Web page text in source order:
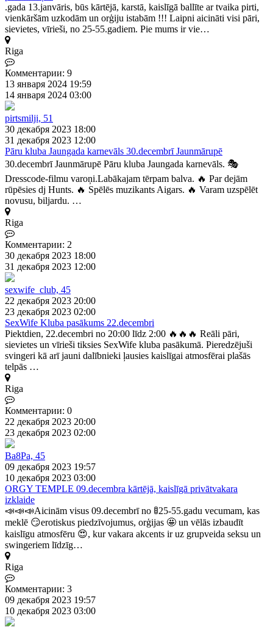
.gada 13.janvāris, būs kārtējā, karstā, kaislīgā ballīte ar tvaika pirti,
vienkāršām uzkodām un orģiju istabām !!! Laipni aicināti visi pāri,
sievietes, vīrieši, no 25-55.gadiem. Pie mums ir vie…
Riga
Комментарии: 9
13 января 2024 19:59
14 января 2024 03:00
pirtsmilji, 51
30 декабря 2023 18:00
31 декабря 2023 12:00
Pāru kluba Jaungada karnevāls 30.decembrī Jaunmārupē
30.decembrī Jaunmārupē Pāru kluba Jaungada karnevāls. 🎭
Dresscode-filmu varoņi.Labākajam tērpam balva. 🔥 Par dejām
rūpēsies dj Hunts. 🔥 Spēlēs muzikants Aigars. 🔥 Varam uzspēlēt
novusu, biljardu. …
Riga
Комментарии: 2
30 декабря 2023 18:00
31 декабря 2023 12:00
sexwife_club, 45
22 декабря 2023 20:00
23 декабря 2023 02:00
SexWife Kluba pasākums 22.decembri
Piektdien, 22.decembri no 20:00 līdz 2:00 🔥🔥🔥 Reāli pāri,
sievietes un vīrieši tiksies SexWife kluba pasākumā. Pieredzējuši
svingeri kā arī jauni dalībnieki ļausies kaislīgai atmosfērai plašās
telpās …
Riga
Комментарии: 0
22 декабря 2023 20:00
23 декабря 2023 02:00
Ba8Pa, 45
09 декабря 2023 19:57
10 декабря 2023 03:00
ORGY TEMPLE 09.decembra kārtējā, kaislīgā privātvakara
izklaide
📣📣📣Aicinām visus 09.decembrī no 🚦25-55.gadu vecumam, kas
meklē 😏erotiskus piedzīvojumus, orģijas 🤩 un vēlās izbaudīt
kaislīgu atmosfēru 😍, kur vakara akcents ir uz grupveida seksu un
swingeriem līdzīg…
Riga
Комментарии: 3
09 декабря 2023 19:57
10 декабря 2023 03:00